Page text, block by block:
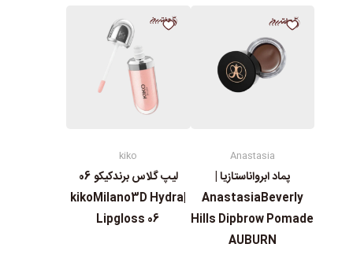
Anastasia
پماد ابرواناستازیا |
AnastasiaBeverly
Hills Dipbrow Pomade
AUBURN
kiko
لیپ گلاس‌ برندکیکو 06
|kikoMilano3D Hydra
Lipgloss 06